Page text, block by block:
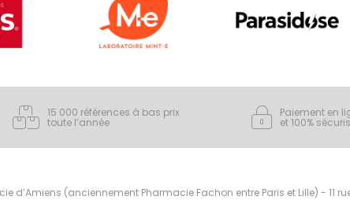
15 000 références à bas prix
toute l’année
Paiement en
et 100%
d’Amiens (anciennement Pharmacie Fachon entre Paris et Lille) - 11